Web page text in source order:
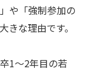
や「強制参加の
きな理由です。
1～2年目の若